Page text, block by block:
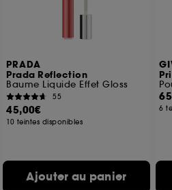
PRADA
Prada Reflection
Baume Liquide Effet Gloss
55
45,00€
10 teintes disponibles
Ajouter au panier
6